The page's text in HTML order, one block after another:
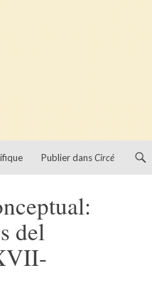
Publier dansCircé
del